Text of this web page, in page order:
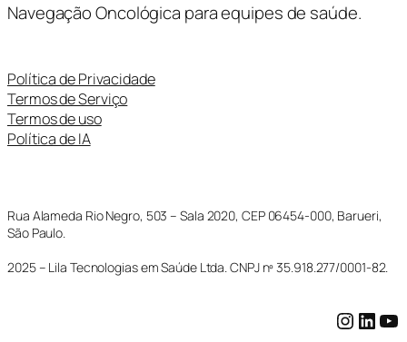
Navegação Oncológica para equipes de saúde.
Política de Privacidade
Termos de Serviço
Termos de uso
Política de IA
Rua Alameda Rio Negro, 503 – Sala 2020, CEP 06454-000, Barueri,
São Paulo.
2025 – Lila Tecnologias em Saúde Ltda. CNPJ nº 35.918.277/0001-82.